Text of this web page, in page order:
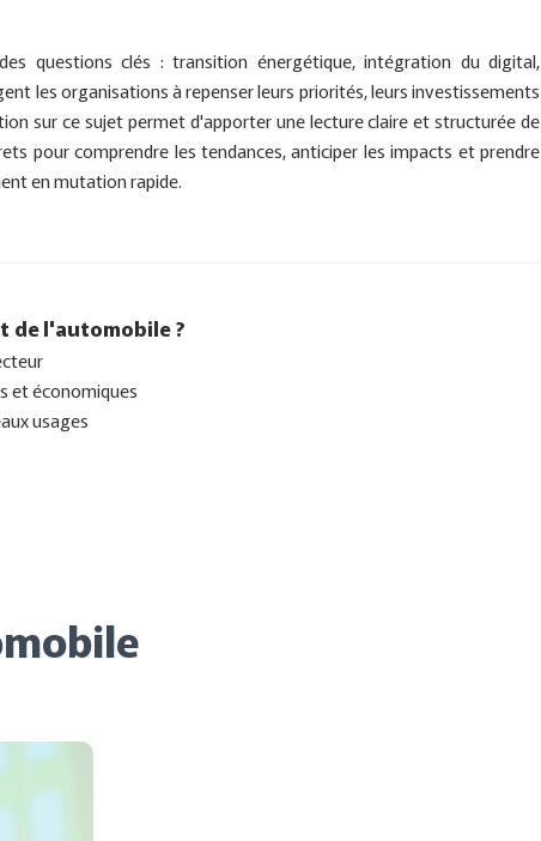
questions clés : transition énergétique, intégration du digital,
les organisations à repenser leurs priorités, leurs investissements
sur ce sujet permet d'apporter une lecture claire et structurée de
pour comprendre les tendances, anticiper les impacts et prendre
en mutation rapide.
de l'automobile ?
et économiques
usages